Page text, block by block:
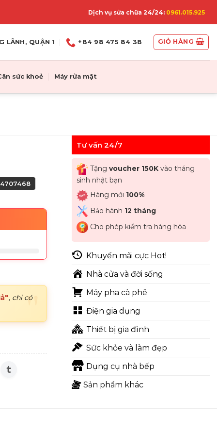
Dịch vụ sửa chữa 24/24: 0961.015.925
LÃNH, QUẬN 1 +84 98 475 84 38 GIỎ HÀNG
sức khoẻ Máy rửa mặt
, chỉ có
Tư vấn 24/7
Tặng voucher 150Kvào tháng
sinh nhật bạn
Hàng mới 100%
Bảo hành 12 tháng
Cho phép kiểm tra hàng hóa
Khuyến mãi cực Hot!
Nhà cửa và đời sống
Máy pha cà phê
Điện gia dụng
Thiết bị gia đình
Sức khỏe và làm đẹp
Dụng cụ nhà bếp
Sản phẩm khác